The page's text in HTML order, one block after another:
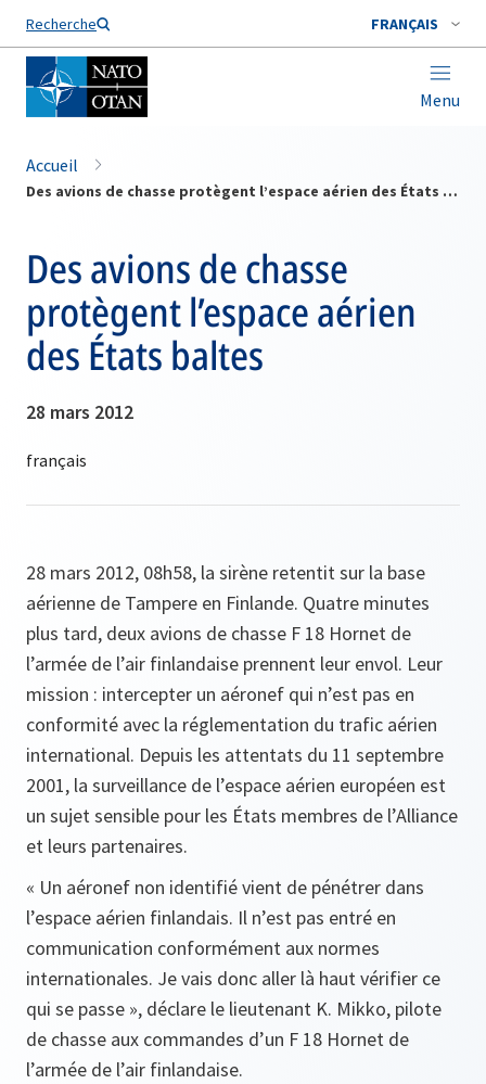
Recherche FRANÇAIS
Menu
Nom de famille*
Accueil
Des avions de chasse protègent l’espace aérien des États baltes
Des avions de chasse
protègent l’espace aérien
des États baltes
28 mars 2012
28 mars 2012, 08h58, la sirène retentit sur la base
aérienne de Tampere en Finlande. Quatre minutes
plus tard, deux avions de chasse F 18 Hornet de
l’armée de l’air finlandaise prennent leur envol. Leur
mission : intercepter un aéronef qui n’est pas en
conformité avec la réglementation du trafic aérien
international. Depuis les attentats du 11 septembre
2001, la surveillance de l’espace aérien européen est
un sujet sensible pour les États membres de l’Alliance
et leurs partenaires.
« Un aéronef non identifié vient de pénétrer dans
l’espace aérien finlandais. Il n’est pas entré en
communication conformément aux normes
internationales. Je vais donc aller là haut vérifier ce
qui se passe », déclare le lieutenant K. Mikko, pilote
de chasse aux commandes d’un F 18 Hornet de
l’armée de l’air finlandaise.